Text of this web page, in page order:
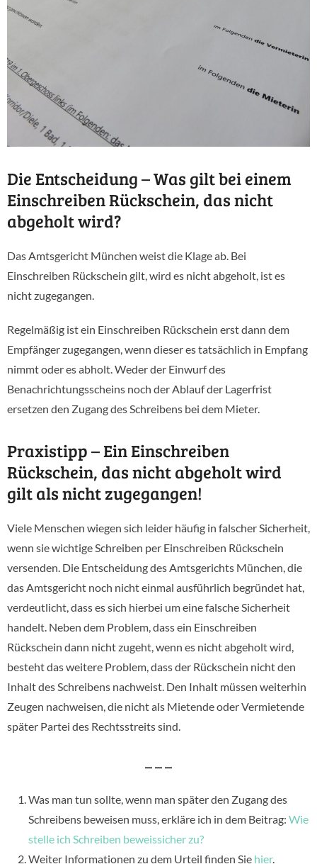
Die Entscheidung – Was gilt bei einem
Einschreiben Rückschein, das nicht
abgeholt wird?
Das Amtsgericht München weist die Klage ab. Bei
Einschreiben Rückschein gilt, wird es nicht abgeholt, ist es
nicht zugegangen.
Regelmäßig ist ein Einschreiben Rückschein erst dann dem
Empfänger zugegangen, wenn dieser es tatsächlich in Empfang
nimmt oder es abholt. Weder der Einwurf des
Benachrichtungsscheins noch der Ablauf der Lagerfrist
ersetzen den Zugang des Schreibens bei dem Mieter.
Praxistipp – Ein Einschreiben
Rückschein, das nicht abgeholt wird
gilt als nicht zugegangen!
Viele Menschen wiegen sich leider häufig in falscher Sicherheit,
wenn sie wichtige Schreiben per Einschreiben Rückschein
versenden. Die Entscheidung des Amtsgerichts München, die
das Amtsgericht noch nicht einmal ausführlich begründet hat,
verdeutlicht, dass es sich hierbei um eine falsche Sicherheit
handelt. Neben dem Problem, dass ein Einschreiben
Rückschein dann nicht zugeht, wenn es nicht abgeholt wird,
besteht das weitere Problem, dass der Rückschein nicht den
Inhalt des Schreibens nachweist. Den Inhalt müssen weiterhin
Zeugen nachweisen, die nicht als Mietende oder Vermietende
später Partei des Rechtsstreits sind.
– – –
Was man tun sollte, wenn man später den Zugang des
Schreibens beweisen muss, erkläre ich in dem Beitrag: Wie
stelle ich Schreiben beweissicher zu?
Weiter Informationen zu dem Urteil finden Sie hier.